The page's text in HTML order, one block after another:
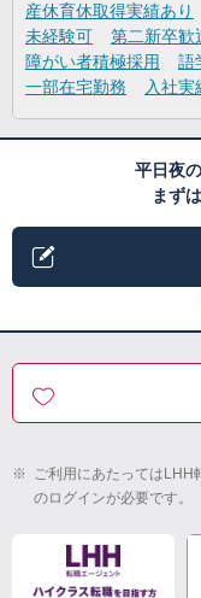
産休育休取得実績あり
未経験可
第二新卒歓
障がい者積極採用
語
一部在宅勤務
入社実
平日夜
まず
※ ご利用にあたってはLHH
のログインが必要です。